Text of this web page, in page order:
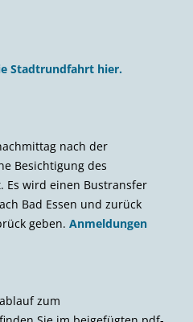
Stadtrundfahrt hier.
nach der
Besichtigung des
Es wird einen Bustransfer
Bad Essen und zurück
geben. Anmeldungen
zum